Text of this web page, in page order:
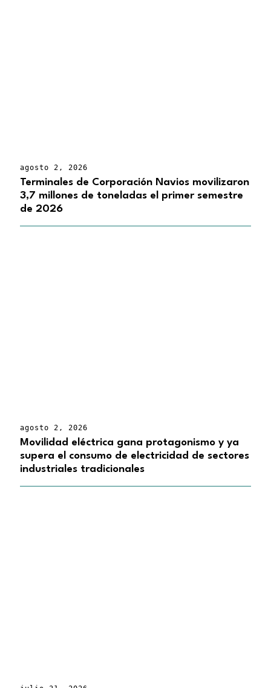
agosto 2, 2026
Terminales de Corporación Navios movilizaron
3,7 millones de toneladas el primer semestre
de 2026
agosto 2, 2026
Movilidad eléctrica gana protagonismo y ya
supera el consumo de electricidad de sectores
industriales tradicionales